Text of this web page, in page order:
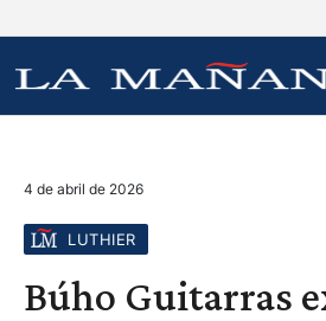
4 de abril de 2026
LUTHIER
Búho Guitarras